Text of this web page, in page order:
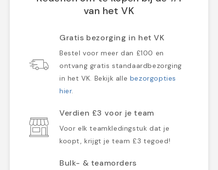
van het VK
Gratis bezorging in het VK
Bestel voor meer dan £100 en
ontvang gratis standaardbezorging
in het VK. Bekijk alle bezorgopties
hier.
Verdien £3 voor je team
Voor elk teamkledingstuk dat je
koopt, krijgt je team £3 tegoed!
Bulk- & teamorders